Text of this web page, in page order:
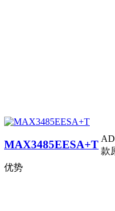
MAX3485EESA+T
优势
款